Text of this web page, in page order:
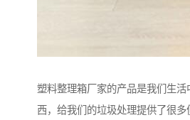
塑料整理箱厂家的产品是我们生
西，给我们的垃圾处理提供了很